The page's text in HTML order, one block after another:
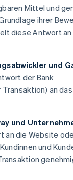
Mittel und
ihrer
diese Antwort
und
der Bank
an das
und
an die Website
und